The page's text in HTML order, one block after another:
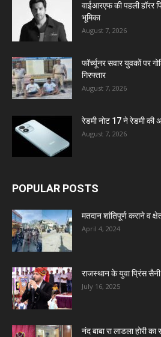
वाईआरएफ की पहली हॉरर
भूमिका
August 7, 2026
फॉर्च्यूनर सवार युवकों पर
गिरफ्तार
August 7, 2026
रेडमी नोट 17 ने रेडमी
August 7, 2026
POPULAR POSTS
मतदान शांतिपूर्ण कराने व
April 4, 2024
राजस्थान के युवा प्रिंस
July 16, 2025
नंद बाबा रा लाडला होरी का